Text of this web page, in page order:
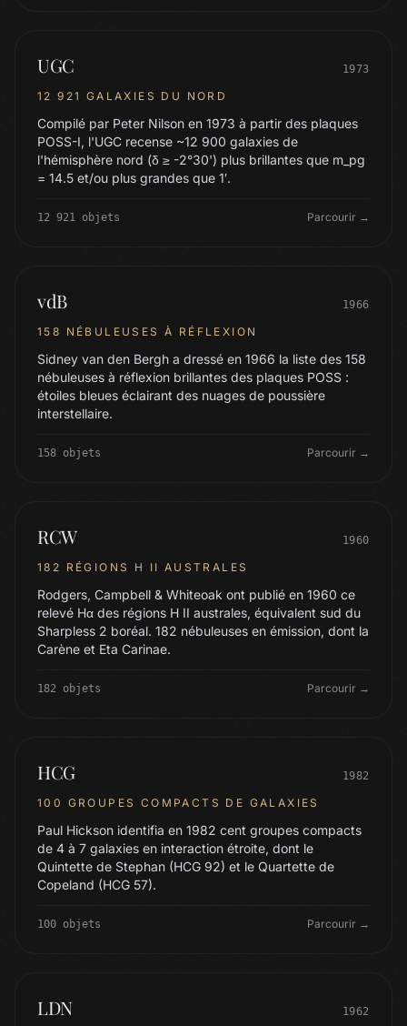
UGC 1973
12 921 GALAXIES DU NORD
Compilé par Peter Nilson en 1973 à partir des plaques
POSS-I, l'UGC recense ~12 900 galaxies de
l'hémisphère nord (δ ≥ -2°30') plus brillantes que m_pg
= 14.5 et/ou plus grandes que 1′.
12 921 objets Parcourir →
vdB 1966
158 NÉBULEUSES À RÉFLEXION
Sidney van den Bergh a dressé en 1966 la liste des 158
nébuleuses à réflexion brillantes des plaques POSS :
étoiles bleues éclairant des nuages de poussière
interstellaire.
158 objets Parcourir →
RCW 1960
182 RÉGIONS H II AUSTRALES
Rodgers, Campbell & Whiteoak ont publié en 1960 ce
relevé Hα des régions H II australes, équivalent sud du
Sharpless 2 boréal. 182 nébuleuses en émission, dont la
Carène et Eta Carinae.
182 objets Parcourir →
HCG 1982
100 GROUPES COMPACTS DE GALAXIES
Paul Hickson identifia en 1982 cent groupes compacts
de 4 à 7 galaxies en interaction étroite, dont le
Quintette de Stephan (HCG 92) et le Quartette de
Copeland (HCG 57).
100 objets Parcourir →
LDN 1962